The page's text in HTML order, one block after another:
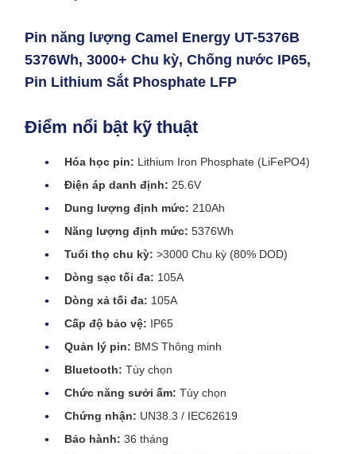
Pin năng lượng Camel Energy UT-5376B
5376Wh, 3000+ Chu kỳ, Chống nước IP65,
Pin Lithium Sắt Phosphate LFP
Điểm nổi bật kỹ thuật
Hóa học pin: Lithium Iron Phosphate (LiFePO4)
Điện áp danh định: 25.6V
Dung lượng định mức: 210Ah
Năng lượng định mức: 5376Wh
Tuổi thọ chu kỳ: >3000 Chu kỳ (80% DOD)
Dòng sạc tối đa: 105A
Dòng xả tối đa: 105A
Cấp độ bảo vệ: IP65
Quản lý pin: BMS Thông minh
Bluetooth: Tùy chọn
Chức năng sưởi ấm: Tùy chọn
Chứng nhận: UN38.3 / IEC62619
Bảo hành: 36 tháng